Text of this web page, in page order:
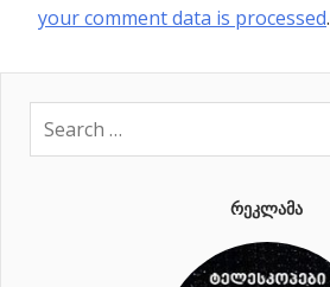
your comment data is processed.
ᲠᲔᲙᲚᲐᲛᲐ